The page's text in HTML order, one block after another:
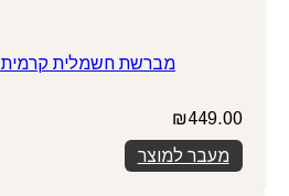
מברשת חשמלית קרמית MOROCCANOIL
₪449.00
מעבר למוצר